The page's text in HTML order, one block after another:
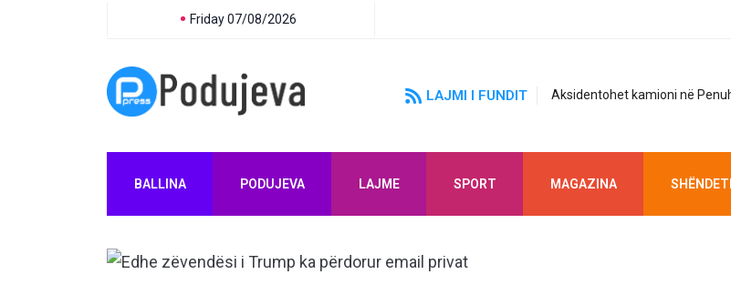
Friday 07/08/2026
LAJMI I FUNDIT Aksidentohet kamioni në
BALLINA PODUJEVA LAJME SPORT MAGAZINA